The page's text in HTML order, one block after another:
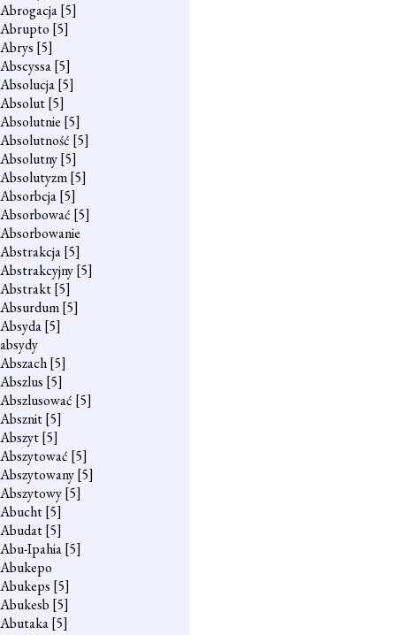
Abrogacja[5]
Abrupto [5]
Abrys [5]
Abscyssa[5]
Absolucja[5]
Absolut[5]
Absolutnie [5]
Absolutność [5]
Absolutny[5]
Absolutyzm[5]
Absorbcja[5]
Absorbować [5]
Absorbowanie
Abstrakcja[5]
Abstrakcyjny[5]
Abstrakt[5]
Absurdum[5]
Absyda[5]
absydy
Abszach[5]
Abszlus [5]
Abszlusować [5]
Absznit[5]
Abszyt[5]
Abszytować [5]
Abszytowany[5]
Abszytowy[5]
Abucht[5]
Abudat[5]
Abu-Ipahia[5]
Abukepo
Abukeps [5]
Abukesb [5]
Abutaka[5]